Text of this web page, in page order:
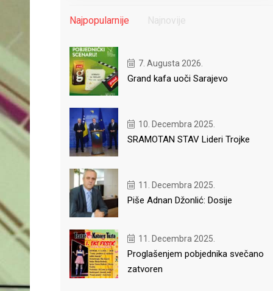
Najpopularnije Najnovije
7. Augusta 2026.
Grand kafa uoči Sarajevo
10. Decembra 2025.
SRAMOTAN STAV Lideri Trojke
11. Decembra 2025.
Piše Adnan Džonlić: Dosije
11. Decembra 2025.
Proglašenjem pobjednika svečano
zatvoren